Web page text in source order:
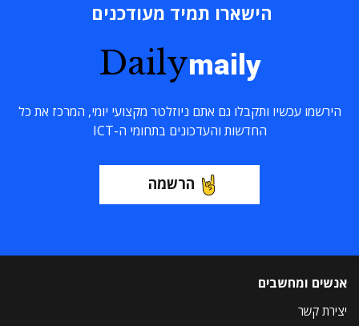
הישארו תמיד מעודכנים
Dailymaily
הירשמו עכשיו ותקבלו גם אתם ניוזלטר מקצועי יומי, המרכז את כל
החדשות והעדכונים בתחומי ה-ICT
הרשמה
אנשים ומחשבים
יצירת קשר